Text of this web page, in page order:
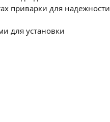
приварки для надежности
для установки